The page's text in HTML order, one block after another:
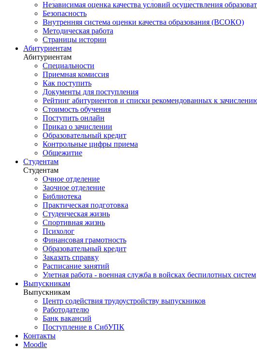
Независимая оценка качества условий осуществления
Безопасность
Внутренняя система оценки качества образования (ВСОКО)
Методическая работа
Страницы истории
Абитуриентам
Абитуриентам
Специальности
Приемная комиссия
Как поступить
Документы для поступления
Рейтинг абитуриентов и списки рекомендованных к
Стоимость обучения
Поступить онлайн
Приказ о зачислении
Образовательный кредит
Контрольные цифры приема
Общежитие
Студентам
Студентам
Очное отделение
Заочное отделение
Библиотека
Практическая подготовка
Студенческая жизнь
Спортивная жизнь
Психолог
Финансовая грамотность
Образовательный кредит
Заказать справку
Расписание занятий
Улетная работа - военная служба в войсках беспилотных систем
Выпускникам
Выпускникам
Центр содействия трудоустройству выпускников
Работодателю
Банк вакансий
Поступление в СибУПК
Контакты
Moodle